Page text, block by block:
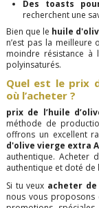
Des toasts
recherchent une
Bien que le huile
n’est pas la
moindre résistance à
polyinsaturés.
Quel est le prix
où l’acheter ?
prix de l’huile
méthode de
offrons un excellent
d'olive vierge extra
authentique. Acheter
authentique et doté de
Si tu veux acheter
nous vous proposons